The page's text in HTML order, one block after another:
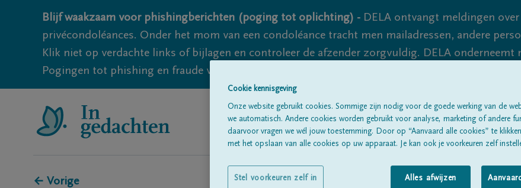
Blijf waakzaam voor phishingberichten (poging tot oplichting) - DELA ontvangt meldingen
privécondoléances. Onder het mom van een condoléance tracht men mailadressen, andere
Klik niet op verdachte links of bijlagen en controleer de afzender zorgvuldig. DELA onderneemt
Pogingen tot phishing en fraude vallen echter nooit volledig uit te sluiten, dus blijf waakzaam.
Alle rouwberichten Over
← Vorige
Cookie kennisgeving
Onze website gebruikt cookies. Sommige zijn nodig voor de goede werking van de
we automatisch. Andere cookies worden gebruikt voor analyse, marketing of andere
daarvoor vragen we wél jouw toestemming. Door op “Aanvaard alle cookies” te
met het opslaan van alle cookies op uw apparaat. Je kan ook je voorkeuren zelf
Alles afwijzen
Stel voorkeuren zelf in